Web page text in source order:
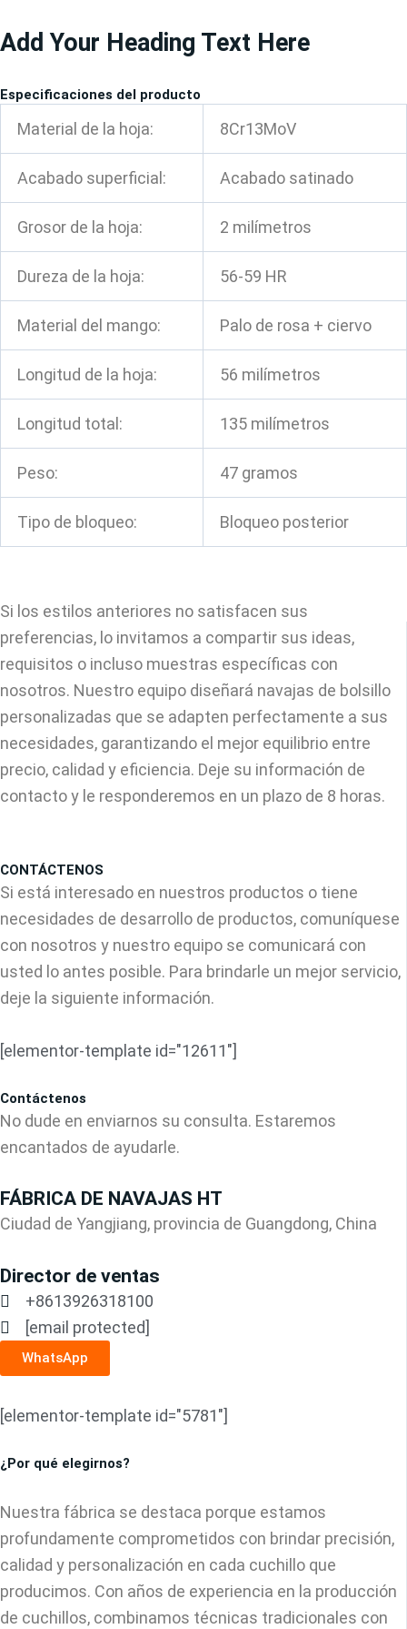
al
Add Your Heading Text Here
Especificaciones del producto
Material de la hoja: 8Cr13MoV
Acabado superficial: Acabado satinado
Grosor de la hoja: 2 milímetros
Dureza de la hoja: 56-59 HR
Material del mango: Palo de rosa + ciervo
Longitud de la hoja: 56 milímetros
Longitud total: 135 milímetros
Peso: 47 gramos
Tipo de bloqueo: Bloqueo posterior
Si los estilos anteriores no satisfacen sus
preferencias, lo invitamos a compartir sus ideas,
requisitos o incluso muestras específicas con
nosotros. Nuestro equipo diseñará navajas de bolsillo
personalizadas que se adapten perfectamente a sus
necesidades, garantizando el mejor equilibrio entre
precio, calidad y eficiencia. Deje su información de
contacto y le responderemos en un plazo de 8 horas.
CONTÁCTENOS
Si está interesado en nuestros productos o tiene
necesidades de desarrollo de productos, comuníquese
con nosotros y nuestro equipo se comunicará con
usted lo antes posible. Para brindarle un mejor servicio,
deje la siguiente información.
[elementor-template id="12611"]
Contáctenos
No dude en enviarnos su consulta. Estaremos
encantados de ayudarle.
FÁBRICA DE NAVAJAS HT
Ciudad de Yangjiang, provincia de Guangdong, China
Director de ventas
+8613926318100
[email protected]
WhatsApp
[elementor-template id="5781"]
¿Por qué elegirnos?
Nuestra fábrica se destaca porque estamos
profundamente comprometidos con brindar precisión,
calidad y personalización en cada cuchillo que
producimos. Con años de experiencia en la producción
de cuchillos, combinamos técnicas tradicionales con